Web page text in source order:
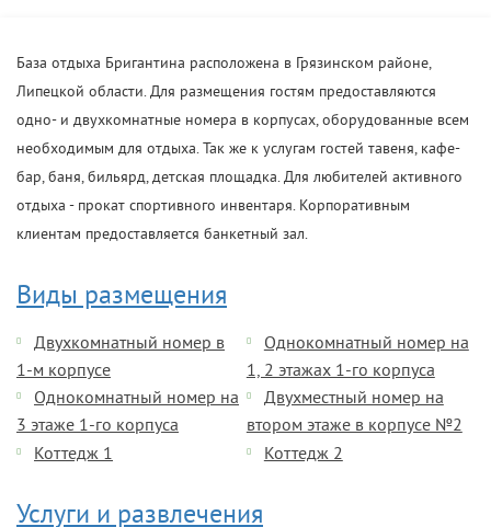
База отдыха Бригантина расположена в Грязинском районе,
Липецкой области. Для размещения гостям предоставляются
одно- и двухкомнатные номера в корпусах, оборудованные всем
необходимым для отдыха. Так же к услугам гостей тавеня, кафе-
бар, баня, бильярд, детская площадка. Для любителей активного
отдыха - прокат спортивного инвентаря. Корпоративным
клиентам предоставляется банкетный зал.
Виды размещения
Двухкомнатный номер в
1-м корпусе
Однокомнатный номер на
1, 2 этажах 1-го корпуса
Однокомнатный номер на
3 этаже 1-го корпуса
Двухместный номер на
втором этаже в корпусе №2
Коттедж 1
Коттедж 2
Услуги и развлечения